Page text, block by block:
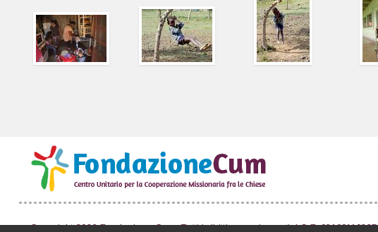
Copyright 2026 Fondazione Cum. Tutti i diritti sono riservati. | C.F. 93108110235